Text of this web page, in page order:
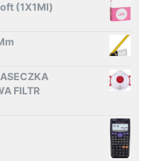
(1X1Ml)
FILTR